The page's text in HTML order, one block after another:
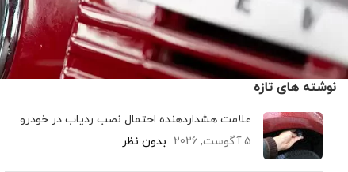
نوشته های تازه
علامت هشداردهنده احتمال نصب ردیاب در خودرو
5 آگوست, 2026
بدون نظر